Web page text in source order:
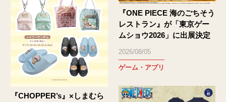
『ONE PIECE 海のごちそう
レストラン』が「東京ゲー
ムショウ2026」に出展決定
2026/08/05
ゲーム・アプリ
『CHOPPER’s』×しまむら